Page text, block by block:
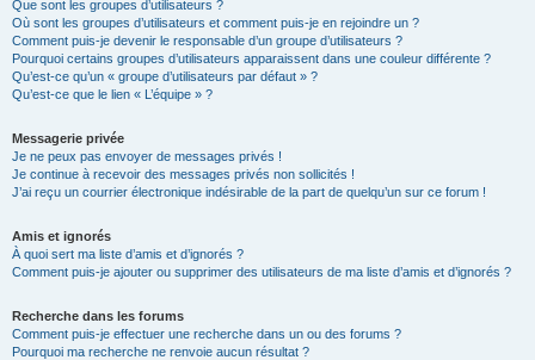
Que sont les groupes d’utilisateurs ?
Où sont les groupes d’utilisateurs et comment puis-je en rejoindre un ?
Comment puis-je devenir le responsable d’un groupe d’utilisateurs ?
Pourquoi certains groupes d’utilisateurs apparaissent dans une couleur différente ?
Qu’est-ce qu’un « groupe d’utilisateurs par défaut » ?
Qu’est-ce que le lien « L’équipe » ?
Messagerie privée
Je ne peux pas envoyer de messages privés !
Je continue à recevoir des messages privés non sollicités !
J’ai reçu un courrier électronique indésirable de la part de quelqu’un sur ce forum !
Amis et ignorés
À quoi sert ma liste d’amis et d’ignorés ?
Comment puis-je ajouter ou supprimer des utilisateurs de ma liste d’amis et d’ignorés ?
Recherche dans les forums
Comment puis-je effectuer une recherche dans un ou des forums ?
Pourquoi ma recherche ne renvoie aucun résultat ?